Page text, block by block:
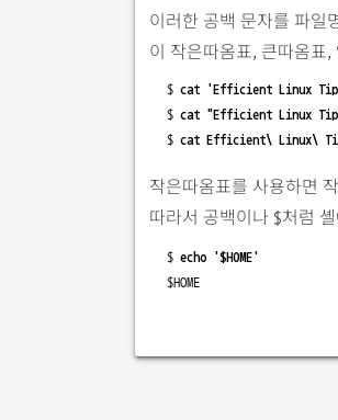
이러한 공백 문자를 파일
이 작은따옴표, 큰따옴표
$ cat 'Efficient Linux
$ cat "Efficient Linux
$ cat Efficient\ Linux\
작은따옴표를 사용하면
따라서 공백이나 $처럼
$ echo '$HOME'
$HOME